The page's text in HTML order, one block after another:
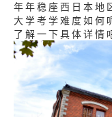
年年稳座西日本地
大学考学难度如何
了解一下具体详情